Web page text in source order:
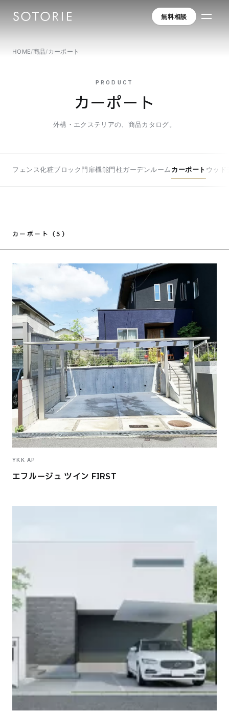
無料相談
HOME/商品/カーポート
PRODUCT
カーポート
外構・エクステリアの、商品カタログ。
フェンス化粧ブロック門扉機能門柱ガーデンルーム カーポート ウッド
カーポート（5）
YKK AP
エフルージュ ツイン FIRST